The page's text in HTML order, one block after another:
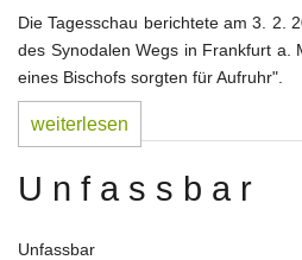
Die Tagesschau berichtete am 3. 2.
des Synodalen Wegs in Frankfurt a.
eines Bischofs sorgten für Aufruhr".
weiterlesen
U n f a s s b a r
Unfassbar